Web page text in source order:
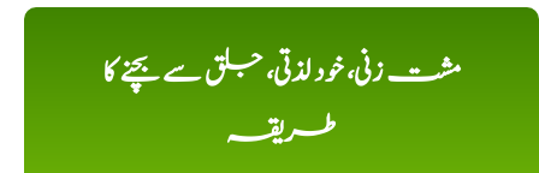
مشت زنی، خود لذتی، جلق سے بچنے کا
طریقہ